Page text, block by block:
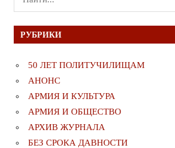
для:
РУБРИКИ
50 ЛЕТ ПОЛИТУЧИЛИЩАМ
АНОНС
АРМИЯ И КУЛЬТУРА
АРМИЯ И ОБЩЕСТВО
АРХИВ ЖУРНАЛА
БЕЗ СРОКА ДАВНОСТИ